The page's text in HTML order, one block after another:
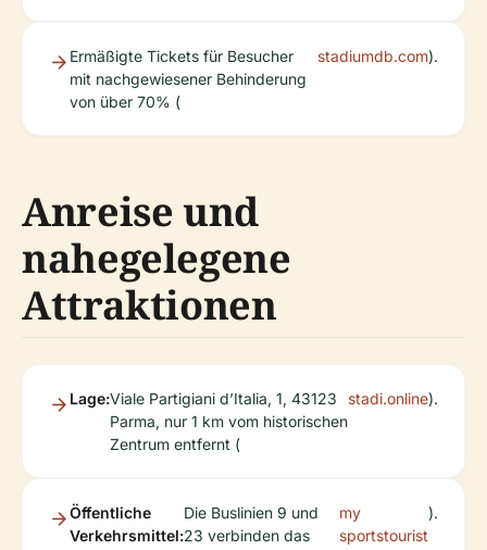
Ermäßigte Tickets für Besucher
mit nachgewiesener Behinderung
von über 70% (
stadiumdb.com).
Anreise und
nahegelegene
Attraktionen
Lage:Viale Partigiani d’Italia, 1, 43123
Parma, nur 1 km vom historischen
Zentrum entfernt (
stadi.online).
Öffentliche
Verkehrsmittel:
Die Buslinien 9 und
23 verbinden das
my
sportstourist
).